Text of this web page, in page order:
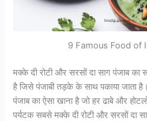
9 Famous Food of
मक्के दी रोटी और सरसों दा साग पंजाब का
है जिसे पंजाबी तड़के के साथ पकाया जाता
पंजाब का ऐसा खाना है जो हर ढाबे और
पर्यटक सबसे मक्के दी रोटी और सरसों दा